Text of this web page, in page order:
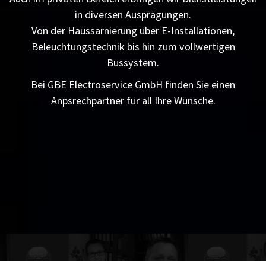
in diversen Ausprägungen.
Von der Haussarnierung über E-Installationen,
Beleuchtungstechnik bis hin zum vollwertigen
Bussystem.
Bei GBE Electroservice GmbH finden Sie einen
Anpsrechpartner für all Ihre Wünsche.